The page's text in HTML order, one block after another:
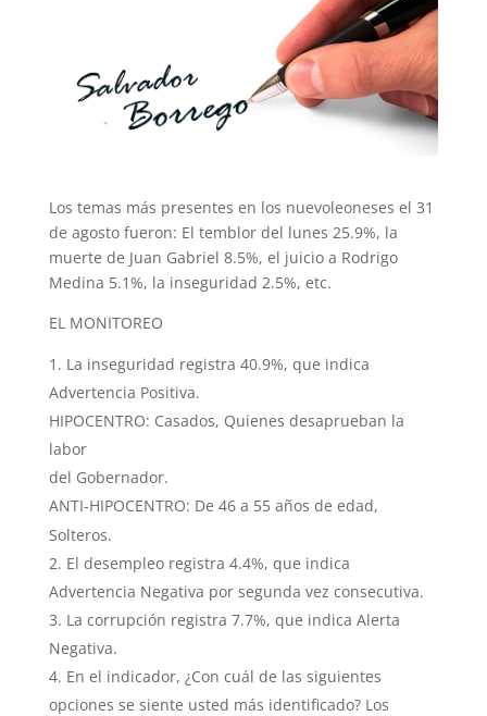
Los temas más presentes en los nuevoleoneses el 31
de agosto fueron: El temblor del lunes 25.9%, la
muerte de Juan Gabriel 8.5%, el juicio a Rodrigo
Medina 5.1%, la inseguridad 2.5%, etc.
EL MONITOREO
La inseguridad registra 40.9%, que indica
Advertencia Positiva.
HIPOCENTRO: Casados, Quienes desaprueban la
labor
del Gobernador.
ANTI-HIPOCENTRO: De 46 a 55 años de edad,
Solteros.
El desempleo registra 4.4%, que indica
Advertencia Negativa por segunda vez consecutiva.
La corrupción registra 7.7%, que indica Alerta
Negativa.
En el indicador, ¿Con cuál de las siguientes
opciones se siente usted más identificado? Los